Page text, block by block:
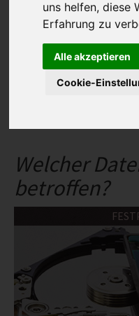
uns helfen, diese
Erfahrung zu
Alle akzeptieren
Cookie-
REFERENZEN
IMPRESSUM
HAFTUNGSAUSSCHLUSS
WIDERRUFSFORMULAR
Keine Daten,
Welcher
betroffen?